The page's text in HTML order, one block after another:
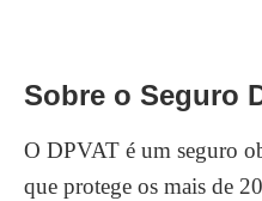
Sobre o Seguro
O DPVAT é um seguro
que protege os mais de